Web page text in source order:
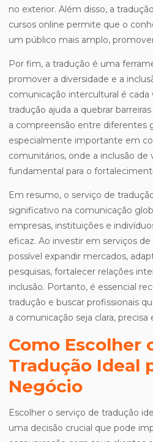
no exterior. Além disso, a
cursos online permite que o
um público mais amplo,
Por fim, a tradução é uma
promover a diversidade e a
comunicação intercultural é
tradução ajuda a quebrar
a compreensão entre diferentes
especialmente importante em
comunitários, onde a inclusão de
fundamental para o
Em resumo, o serviço de
significativo na comunicação
empresas, instituições e
eficaz. Ao investir em serviços
possível expandir mercados,
pesquisas, fortalecer relações
inclusão. Portanto, é essencial
tradução e buscar profissionais
a comunicação seja clara,
Como Escolher
Tradução Ideal
Negócio
Escolher o serviço de tradução
uma decisão crucial que pode